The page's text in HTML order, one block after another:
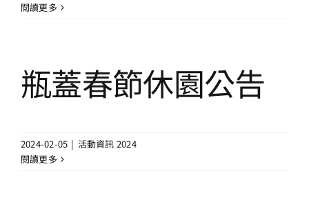
13+新創課程
園區資源
關於我們
閱讀更多
瓶蓋春節休園公告
2024-02-05 | 活動資訊 2024
閱讀更多